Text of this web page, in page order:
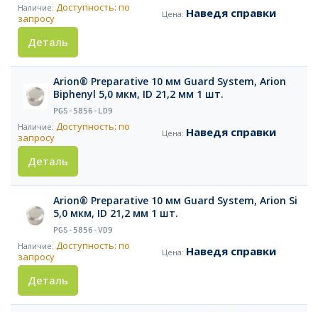
Доступность: по
запросу
Наведя справки
Деталь
Arion® Preparative 10 мм Guard System, Arion
Biphenyl 5,0 мкм, ID 21,2 мм 1 шт.
PGS-5856-LD9
Доступность: по
запросу
Наведя справки
Деталь
Arion® Preparative 10 мм Guard System, Arion Si
5,0 мкм, ID 21,2 мм 1 шт.
PGS-5856-VD9
Доступность: по
запросу
Наведя справки
Деталь